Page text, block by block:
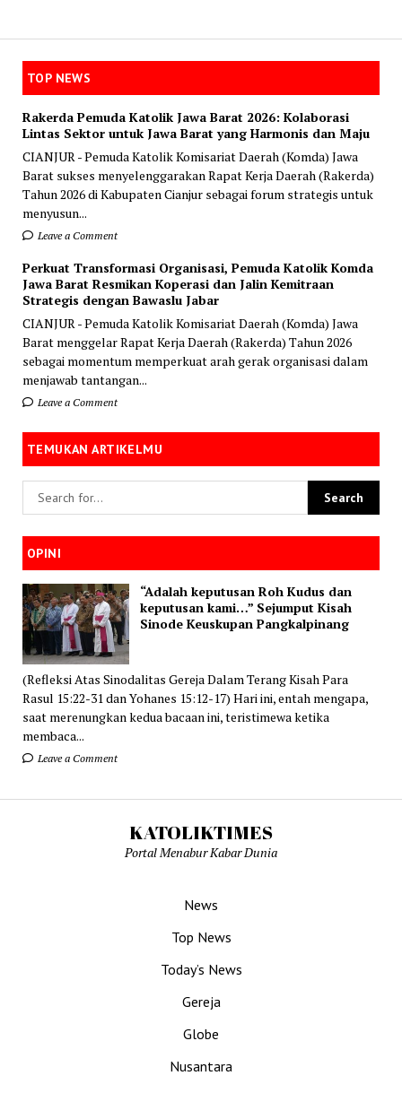
TOP NEWS
Rakerda Pemuda Katolik Jawa Barat 2026: Kolaborasi
Lintas Sektor untuk Jawa Barat yang Harmonis dan Maju
CIANJUR - Pemuda Katolik Komisariat Daerah (Komda) Jawa
Barat sukses menyelenggarakan Rapat Kerja Daerah (Rakerda)
Tahun 2026 di Kabupaten Cianjur sebagai forum strategis untuk
menyusun...
Leave a Comment
Perkuat Transformasi Organisasi, Pemuda Katolik Komda
Jawa Barat Resmikan Koperasi dan Jalin Kemitraan
Strategis dengan Bawaslu Jabar
CIANJUR - Pemuda Katolik Komisariat Daerah (Komda) Jawa
Barat menggelar Rapat Kerja Daerah (Rakerda) Tahun 2026
sebagai momentum memperkuat arah gerak organisasi dalam
menjawab tantangan...
Leave a Comment
TEMUKAN ARTIKELMU
OPINI
“Adalah keputusan Roh Kudus dan
keputusan kami…” Sejumput Kisah
Sinode Keuskupan Pangkalpinang
(Refleksi Atas Sinodalitas Gereja Dalam Terang Kisah Para
Rasul 15:22-31 dan Yohanes 15:12-17) Hari ini, entah mengapa,
saat merenungkan kedua bacaan ini, teristimewa ketika
membaca...
Leave a Comment
KATOLIKTIMES
Portal Menabur Kabar Dunia
News
Top News
Today’s News
Gereja
Globe
Nusantara